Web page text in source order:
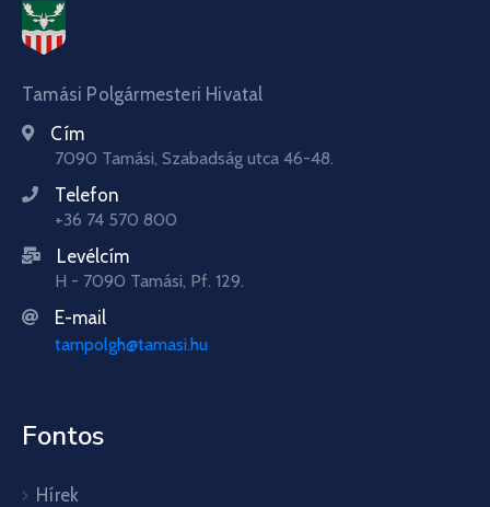
Tamási Polgármesteri Hivatal
Cím
7090 Tamási, Szabadság utca 46-48.
Telefon
+36 74 570 800
Levélcím
H - 7090 Tamási, Pf. 129.
E-mail
tampolgh@tamasi.hu
Fontos
Hírek